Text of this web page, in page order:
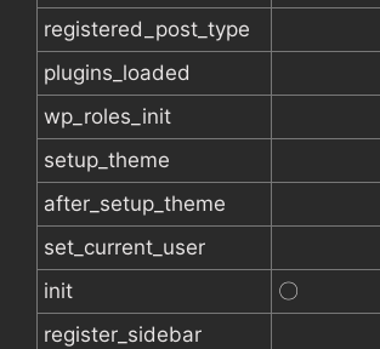
registered_post_type
plugins_loaded
wp_roles_init
setup_theme
after_setup_theme
set_current_user
init
〇
register_sidebar